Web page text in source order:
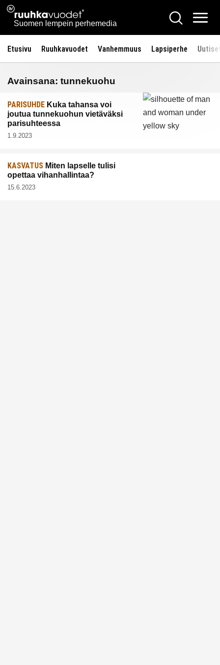
Siirry
sisältöön
Ruuhkavuodet.fi
Suomen lempein perhemedia
Hae
Etusivu Ruuhkavuodet Vanhemmuus Lapsiperhe
Avainsana: tunnekuohu
PARISUHDE Kuka tahansa voi
joutua tunnekuohun vietäväksi
parisuhteessa
1.9.2023
KASVATUS Miten lapselle tulisi
opettaa vihanhallintaa?
15.6.2023